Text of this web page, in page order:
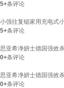
5+条评论
小强往复锯家用充电式
5+条评论
思亚希净妍士德国强效
0+条评论
思亚希净妍士德国强效
0+条评论